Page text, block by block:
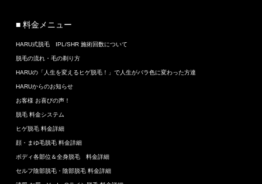
■ 料金メニュー
HARU式脱毛 IPL/SHR 施術回数について
脱毛の流れ・毛の剃り方
HARUの「人生を変えるヒゲ脱毛！」で人生がバラ色に変わった方達
HARUからのお知らせ
お客様 お喜びの声！
脱毛 料金システム
ヒゲ脱毛 料金詳細
顔・まゆ毛脱毛 料金詳細
ボディ各部位＆全身脱毛 料金詳細
セルフ陰部脱毛・陰部脱毛 料金詳細